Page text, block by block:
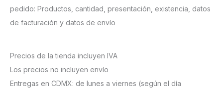
pedido: Productos, cantidad, presentación, existencia, datos
de facturación y datos de envío
Precios de la tienda incluyen IVA
Los precios no incluyen envío
Entregas en CDMX: de lunes a viernes (según el día